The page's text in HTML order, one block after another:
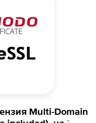
Multi-Domain